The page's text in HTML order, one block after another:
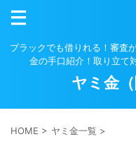
ブラックでも借りれる！審査
金の手口紹介！取り立て
ヤミ金
HOME > ヤミ金一覧 >